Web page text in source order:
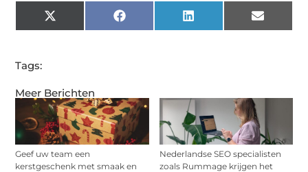
Meer Berichten
Geef uw team een
kerstgeschenk met smaak en
Nederlandse SEO specialisten
zoals Rummage krijgen het
X
(Twitter)
Facebook LinkedIn Email
Tags: